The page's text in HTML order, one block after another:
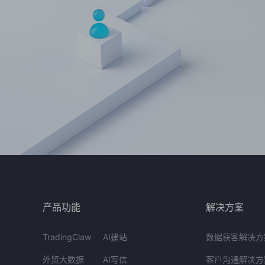
产品功能
TradingClaw
外贸大数据
AI建站
AI写信
解决方案
数据获客解决
客户沟通解决